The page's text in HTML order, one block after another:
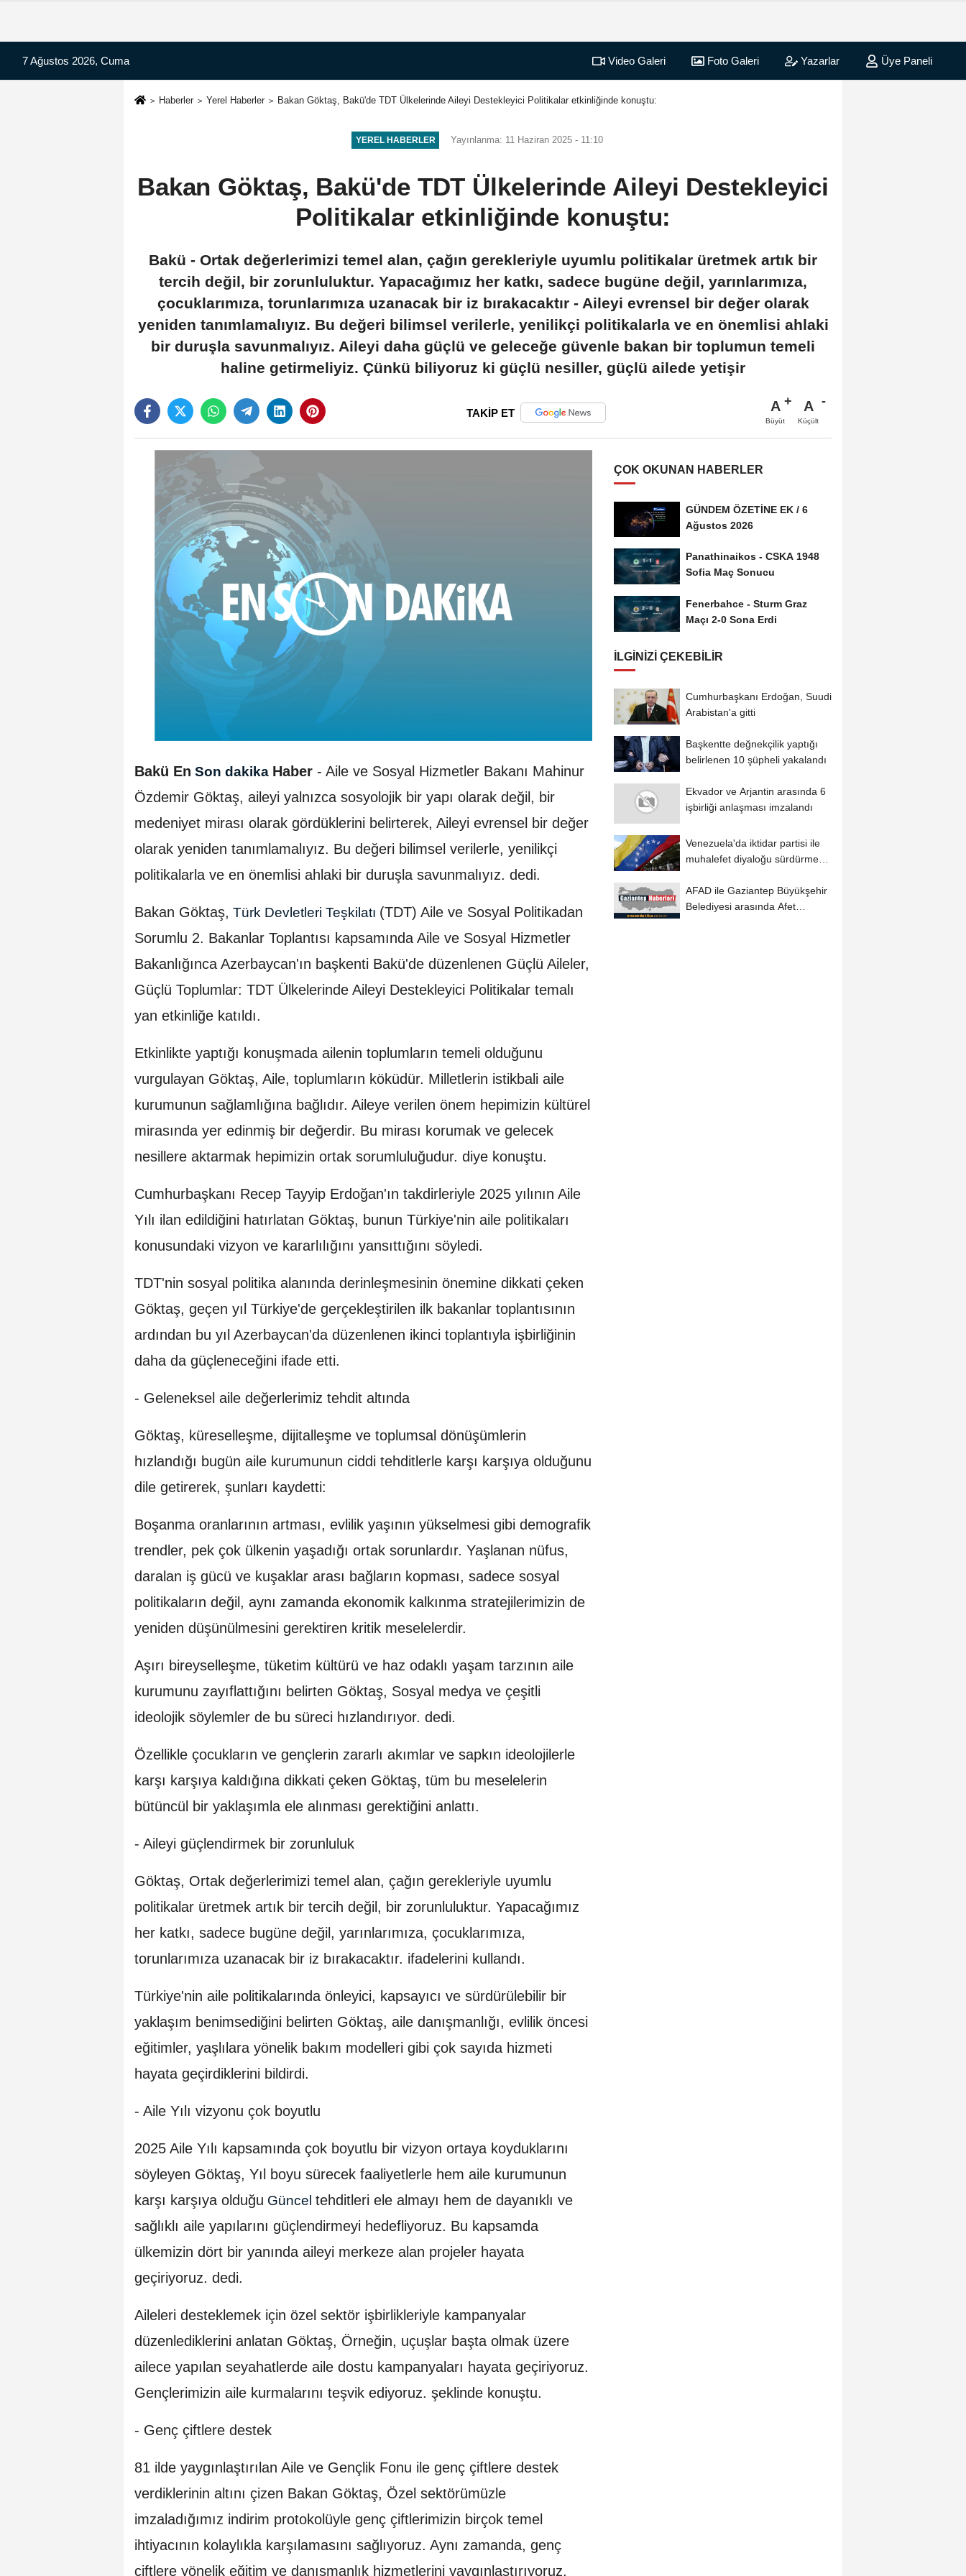
7 Ağustos 2026, Cuma Video Galeri Foto Galeri Yazarlar Üye Paneli
Haberler Yerel Haberler Bakan Göktaş, Bakü'de TDT Ülkelerinde Aileyi Destekleyici Politikalar etkinliğinde konuştu:
YEREL HABERLER Yayınlanma: 11 Haziran 2025 - 11:10
Bakan Göktaş, Bakü'de TDT Ülkelerinde Aileyi Destekleyici
Politikalar etkinliğinde konuştu:
Bakü - Ortak değerlerimizi temel alan, çağın gerekleriyle uyumlu politikalar üretmek artık bir
tercih değil, bir zorunluluktur. Yapacağımız her katkı, sadece bugüne değil, yarınlarımıza,
çocuklarımıza, torunlarımıza uzanacak bir iz bırakacaktır - Aileyi evrensel bir değer olarak
yeniden tanımlamalıyız. Bu değeri bilimsel verilerle, yenilikçi politikalarla ve en önemlisi ahlaki
bir duruşla savunmalıyız. Aileyi daha güçlü ve geleceğe güvenle bakan bir toplumun temeli
haline getirmeliyiz. Çünkü biliyoruz ki güçlü nesiller, güçlü ailede yetişir
TAKİP ET A
Büyüt
A
Küçült
Bakü En Son dakika Haber - Aile ve Sosyal Hizmetler Bakanı Mahinur
Özdemir Göktaş, aileyi yalnızca sosyolojik bir yapı olarak değil, bir
medeniyet mirası olarak gördüklerini belirterek, Aileyi evrensel bir değer
olarak yeniden tanımlamalıyız. Bu değeri bilimsel verilerle, yenilikçi
politikalarla ve en önemlisi ahlaki bir duruşla savunmalıyız. dedi.
Bakan Göktaş, Türk Devletleri Teşkilatı (TDT) Aile ve Sosyal Politikadan
Sorumlu 2. Bakanlar Toplantısı kapsamında Aile ve Sosyal Hizmetler
Bakanlığınca Azerbaycan'ın başkenti Bakü'de düzenlenen Güçlü Aileler,
Güçlü Toplumlar: TDT Ülkelerinde Aileyi Destekleyici Politikalar temalı
yan etkinliğe katıldı.
Etkinlikte yaptığı konuşmada ailenin toplumların temeli olduğunu
vurgulayan Göktaş, Aile, toplumların köküdür. Milletlerin istikbali aile
kurumunun sağlamlığına bağlıdır. Aileye verilen önem hepimizin kültürel
mirasında yer edinmiş bir değerdir. Bu mirası korumak ve gelecek
nesillere aktarmak hepimizin ortak sorumluluğudur. diye konuştu.
Cumhurbaşkanı Recep Tayyip Erdoğan'ın takdirleriyle 2025 yılının Aile
Yılı ilan edildiğini hatırlatan Göktaş, bunun Türkiye'nin aile politikaları
konusundaki vizyon ve kararlılığını yansıttığını söyledi.
TDT'nin sosyal politika alanında derinleşmesinin önemine dikkati çeken
Göktaş, geçen yıl Türkiye'de gerçekleştirilen ilk bakanlar toplantısının
ardından bu yıl Azerbaycan'da düzenlenen ikinci toplantıyla işbirliğinin
daha da güçleneceğini ifade etti.
- Geleneksel aile değerlerimiz tehdit altında
Göktaş, küreselleşme, dijitalleşme ve toplumsal dönüşümlerin
hızlandığı bugün aile kurumunun ciddi tehditlerle karşı karşıya olduğunu
dile getirerek, şunları kaydetti:
Boşanma oranlarının artması, evlilik yaşının yükselmesi gibi demografik
trendler, pek çok ülkenin yaşadığı ortak sorunlardır. Yaşlanan nüfus,
daralan iş gücü ve kuşaklar arası bağların kopması, sadece sosyal
politikaların değil, aynı zamanda ekonomik kalkınma stratejilerimizin de
yeniden düşünülmesini gerektiren kritik meselelerdir.
Aşırı bireyselleşme, tüketim kültürü ve haz odaklı yaşam tarzının aile
kurumunu zayıflattığını belirten Göktaş, Sosyal medya ve çeşitli
ideolojik söylemler de bu süreci hızlandırıyor. dedi.
Özellikle çocukların ve gençlerin zararlı akımlar ve sapkın ideolojilerle
karşı karşıya kaldığına dikkati çeken Göktaş, tüm bu meselelerin
bütüncül bir yaklaşımla ele alınması gerektiğini anlattı.
- Aileyi güçlendirmek bir zorunluluk
Göktaş, Ortak değerlerimizi temel alan, çağın gerekleriyle uyumlu
politikalar üretmek artık bir tercih değil, bir zorunluluktur. Yapacağımız
her katkı, sadece bugüne değil, yarınlarımıza, çocuklarımıza,
torunlarımıza uzanacak bir iz bırakacaktır. ifadelerini kullandı.
Türkiye'nin aile politikalarında önleyici, kapsayıcı ve sürdürülebilir bir
yaklaşım benimsediğini belirten Göktaş, aile danışmanlığı, evlilik öncesi
eğitimler, yaşlılara yönelik bakım modelleri gibi çok sayıda hizmeti
hayata geçirdiklerini bildirdi.
- Aile Yılı vizyonu çok boyutlu
2025 Aile Yılı kapsamında çok boyutlu bir vizyon ortaya koyduklarını
söyleyen Göktaş, Yıl boyu sürecek faaliyetlerle hem aile kurumunun
karşı karşıya olduğu Güncel tehditleri ele almayı hem de dayanıklı ve
sağlıklı aile yapılarını güçlendirmeyi hedefliyoruz. Bu kapsamda
ülkemizin dört bir yanında aileyi merkeze alan projeler hayata
geçiriyoruz. dedi.
Aileleri desteklemek için özel sektör işbirlikleriyle kampanyalar
düzenlediklerini anlatan Göktaş, Örneğin, uçuşlar başta olmak üzere
ailece yapılan seyahatlerde aile dostu kampanyaları hayata geçiriyoruz.
Gençlerimizin aile kurmalarını teşvik ediyoruz. şeklinde konuştu.
- Genç çiftlere destek
81 ilde yaygınlaştırılan Aile ve Gençlik Fonu ile genç çiftlere destek
verdiklerinin altını çizen Bakan Göktaş, Özel sektörümüzle
imzaladığımız indirim protokolüyle genç çiftlerimizin birçok temel
ihtiyacının kolaylıkla karşılamasını sağlıyoruz. Aynı zamanda, genç
çiftlere yönelik eğitim ve danışmanlık hizmetlerini yaygınlaştırıyoruz.
ÇOK OKUNAN HABERLER
GÜNDEM ÖZETİNE EK / 6
Ağustos 2026
Panathinaikos - CSKA 1948
Sofia Maç Sonucu
Fenerbahce - Sturm Graz
Maçı 2-0 Sona Erdi
İLGINIZI ÇEKEBILIR
Cumhurbaşkanı Erdoğan, Suudi
Arabistan'a gitti
Başkentte değnekçilik yaptığı
belirlenen 10 şüpheli yakalandı
Ekvador ve Arjantin arasında 6
işbirliği anlaşması imzalandı
Venezuela'da iktidar partisi ile
muhalefet diyaloğu sürdürme
AFAD ile Gaziantep Büyükşehir
Belediyesi arasında Afet